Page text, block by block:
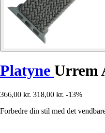
Platyne Urrem
366,00 kr. 318,00 kr. -13%
Forbedre din stil med det